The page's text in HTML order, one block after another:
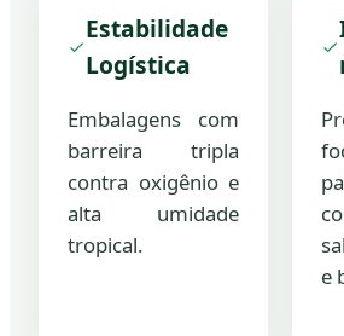
Estabilidade
Logística
Embalagens com
barreira tripla
contra oxigênio e
alta umidade
tropical.
e